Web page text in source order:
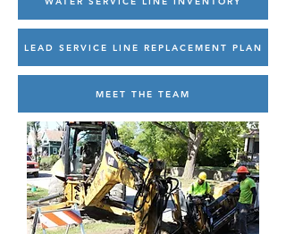
LEAD SERVICE LINE REPLACEMENT PLAN
MEET THE TEAM